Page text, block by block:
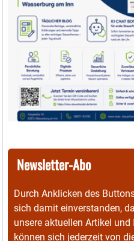
Newsletter-Abo
Durch Anklicken des
sich damit einverstanden,
unsere aktuellen Artikel
können sich jederzeit von